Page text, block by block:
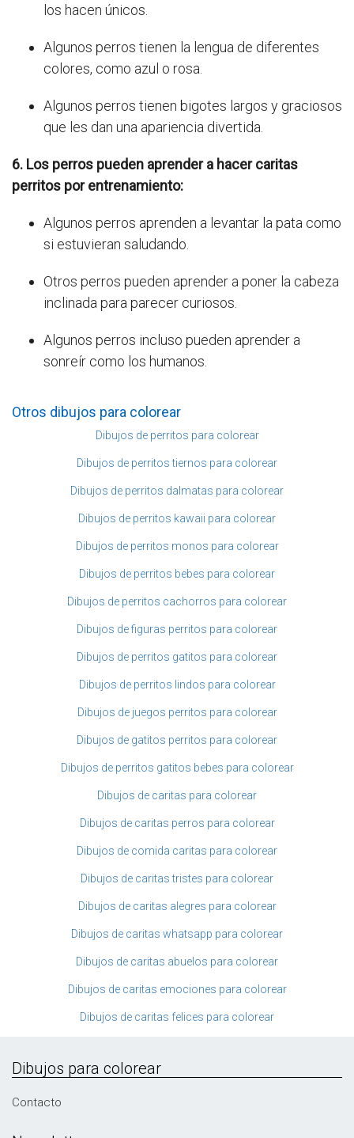
los hacen únicos.
Algunos perros tienen la lengua de diferentes
colores, como azul o rosa.
Algunos perros tienen bigotes largos y graciosos
que les dan una apariencia divertida.
6. Los perros pueden aprender a hacer caritas
perritos por entrenamiento:
Algunos perros aprenden a levantar la pata como
si estuvieran saludando.
Otros perros pueden aprender a poner la cabeza
inclinada para parecer curiosos.
Algunos perros incluso pueden aprender a
sonreír como los humanos.
Otros dibujos para colorear
Dibujos de perritos para colorear
Dibujos de perritos tiernos para colorear
Dibujos de perritos dalmatas para colorear
Dibujos de perritos kawaii para colorear
Dibujos de perritos monos para colorear
Dibujos de perritos bebes para colorear
Dibujos de perritos cachorros para colorear
Dibujos de figuras perritos para colorear
Dibujos de perritos gatitos para colorear
Dibujos de perritos lindos para colorear
Dibujos de juegos perritos para colorear
Dibujos de gatitos perritos para colorear
Dibujos de perritos gatitos bebes para colorear
Dibujos de caritas para colorear
Dibujos de caritas perros para colorear
Dibujos de comida caritas para colorear
Dibujos de caritas tristes para colorear
Dibujos de caritas alegres para colorear
Dibujos de caritas whatsapp para colorear
Dibujos de caritas abuelos para colorear
Dibujos de caritas emociones para colorear
Dibujos de caritas felices para colorear
Dibujos para colorear
Contacto